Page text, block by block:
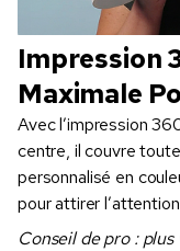
Impression
Maximale
Avec l’impression
centre, il couvre
personnalisé en
pour attirer
Conseil de pro :